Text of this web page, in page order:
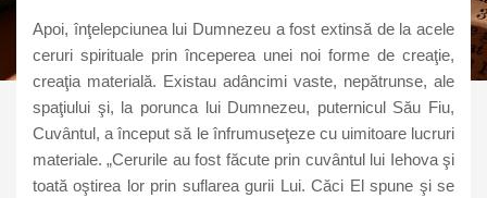
Apoi, înţelepciunea lui Dumnezeu a fost extinsă de la acele
ceruri spirituale prin începerea unei noi forme de creaţie,
creaţia materială. Existau adâncimi vaste, nepătrunse, ale
spaţiului şi, la porunca lui Dumnezeu, puternicul Său Fiu,
Cuvântul, a început să le înfrumuseţeze cu uimitoare lucruri
materiale. „Cerurile au fost făcute prin cuvântul lui Iehova şi
toată oştirea lor prin suflarea gurii Lui. Căci El spune şi se